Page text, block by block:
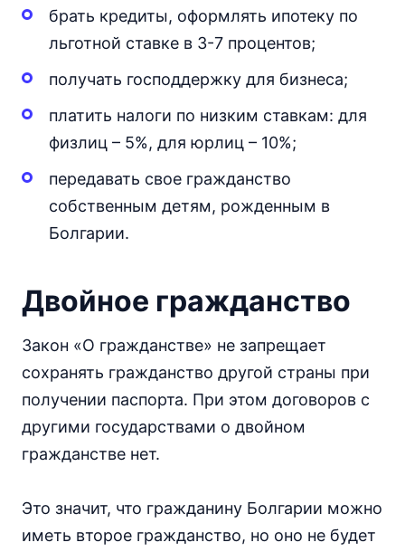
брать кредиты, оформлять ипотеку по
льготной ставке в 3-7 процентов;
получать господдержку для бизнеса;
платить налоги по низким ставкам: для
физлиц – 5%, для юрлиц – 10%;
передавать свое гражданство
собственным детям, рожденным в
Болгарии.
Двойное гражданство
Закон «О гражданстве» не запрещает
сохранять гражданство другой страны при
получении паспорта. При этом договоров с
другими государствами о двойном
гражданстве нет.
Это значит, что гражданину Болгарии можно
иметь второе гражданство, но оно не будет